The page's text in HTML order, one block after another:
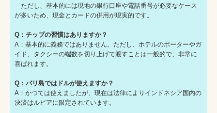
ただし、基本的には現地の銀行口座や電話番号が必要なケース
が多いため、現金とカードの併用が現実的です。
Q：チップの習慣はありますか？
A：基本的に義務ではありません。ただし、ホテルのポーターやガ
イド、タクシーの端数を切り上げて渡すことは一般的で、非常に
喜ばれます。
Q：バリ島ではドルが使えますか？
A：かつては使えましたが、現在は法律によりインドネシア国内の
決済はルピアに限定されています。